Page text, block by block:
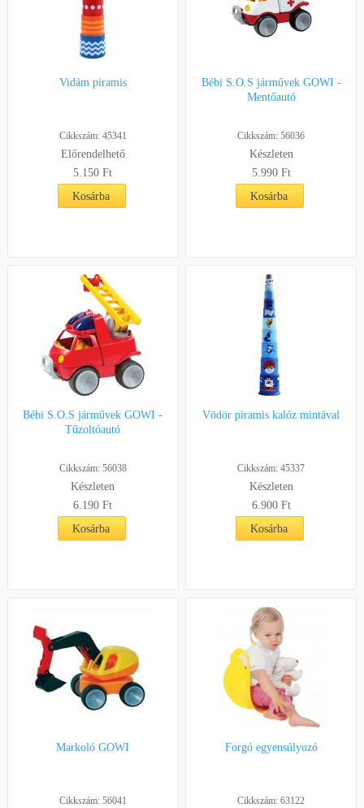
Vidám piramis
Cikkszám: 45341
Előrendelhető
5.150Ft
Kosárba
Bébi S.O.S járművek GOWI -
Mentőautó
Cikkszám: 56036
Készleten
5.990 Ft
Kosárba
Bébi S.O.S járművek GOWI -
Tűzoltóautó
Cikkszám: 56038
Készleten
6.190Ft
Kosárba
Vödör piramis kalóz mintával
Cikkszám: 45337
Készleten
6.900 Ft
Kosárba
Markoló GOWI
Cikkszám: 56041
Forgó egyensúlyozó
Cikkszám: 63122